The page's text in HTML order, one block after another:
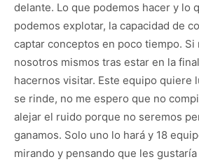
delante. Lo que podemos hacer y lo
podemos explotar, la capacidad de
captar conceptos en poco tiempo. Si
nosotros mismos tras estar en la
hacernos visitar. Este equipo quiere
se rinde, no me espero que no
alejar el ruido porque no seremos
ganamos. Solo uno lo hará y 18
mirando y pensando que les